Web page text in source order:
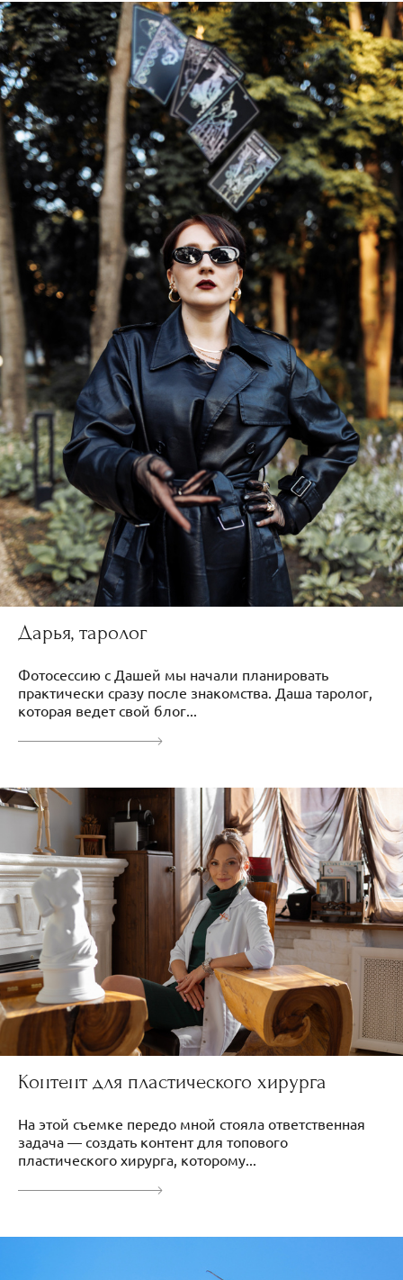
Дарья, таролог
Фотосессию с Дашей мы начали планировать
практически сразу после знакомства. Даша таролог,
которая ведет свой блог...
Контент для пластического хирурга
На этой съемке передо мной стояла ответственная
задача — создать контент для топового
пластического хирурга, которому...